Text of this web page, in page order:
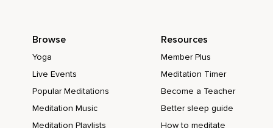
t'empêchent de te sentir bien,
de ton imagination.
Tu peux toujours revenir à des images plaisantes et
Browse
Yoga
Live Events
Popular Meditations
Meditation Music
Meditation Playlists
Resources
Member Plus
Meditation Timer
Become a Teacher
Better sleep guide
How to meditate